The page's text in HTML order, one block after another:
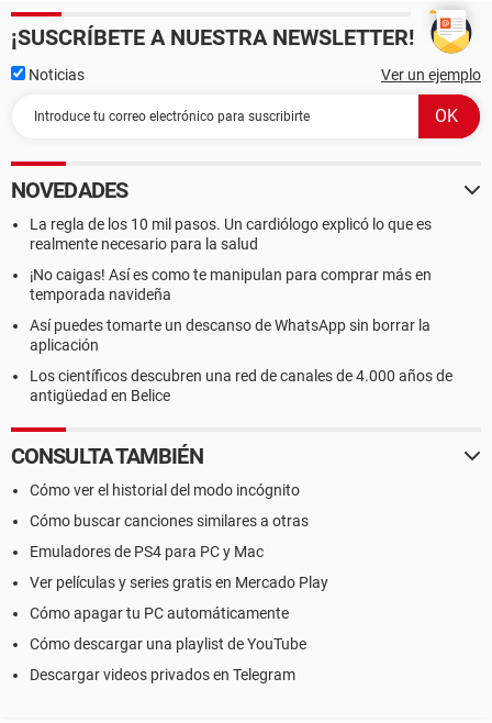
¡SUSCRÍBETE A NUESTRA NEWSLETTER!
Noticias Ver un ejemplo
NOVEDADES
La regla de los 10 mil pasos. Un cardiólogo explicó lo que es
realmente necesario para la salud
¡No caigas! Así es como te manipulan para comprar más en
temporada navideña
Así puedes tomarte un descanso de WhatsApp sin borrar la
aplicación
Los científicos descubren una red de canales de 4.000 años de
antigüedad en Belice
CONSULTA TAMBIÉN
Cómo ver el historial del modo incógnito
Cómo buscar canciones similares a otras
Emuladores de PS4 para PC y Mac
Ver películas y series gratis en Mercado Play
Cómo apagar tu PC automáticamente
Cómo descargar una playlist de YouTube
Descargar videos privados en Telegram